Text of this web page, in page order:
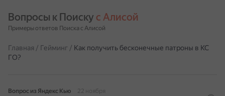
Вопросы к Поиску с Алисой
Примеры ответов Поиска с Алисой
Главная / Гейминг / Как получить бесконечные патроны в КС
ГО?
Вопрос из Яндекс Кью
22 ноября